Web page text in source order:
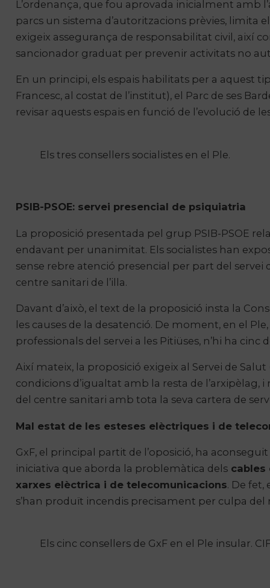
L’ordenança, que fou aprovada inicialment amb
parcs un sistema d’autoritzacions prèvies, limita
exigeix assegurança de responsabilitat civil, així
sancionador graduat per prevenir activitats no
En un principi, els espais habilitats per a aquest
Francesc, al costat de l’institut), el Parc de ses
revisar aquests espais en funció de l’evolució de
Els tres consellers socialistes en el Ple.
PSIB-PSOE: servei presencial de psiquiatria
La proposició presentada pel grup PSIB-PSOE
endavant per unanimitat. Els socialistes han
sense rebre atenció presencial per part del servei
centre sanitari de l’illa.
Davant d’això, el text de la proposició insta la
les causes de la desatenció. De moment, en el
professionals del servei a les Pitiüses, n’hi ha cinc
Així mateix, la proposició exigeix al Servei de
condicions d’igualtat amb la resta de
del centre sanitari amb tota la seva cartera de
Mal estat de les esteses elèctriques i de
GxF, el principal partit de l’oposició, ha
iniciativa que aborda la problemàtica delscables
xarxes elèctrica i de telecomunicacions. De fet,
s’han produït incendis precisament per culpa del
Els cinc consellers de GxF en el Ple insular.